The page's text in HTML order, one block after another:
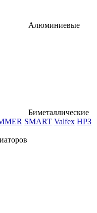
Алюминиевые
Биметаллические
SMART Valfex НРЗ